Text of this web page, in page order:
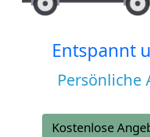
Entspannt
Persönliche
Kostenlose